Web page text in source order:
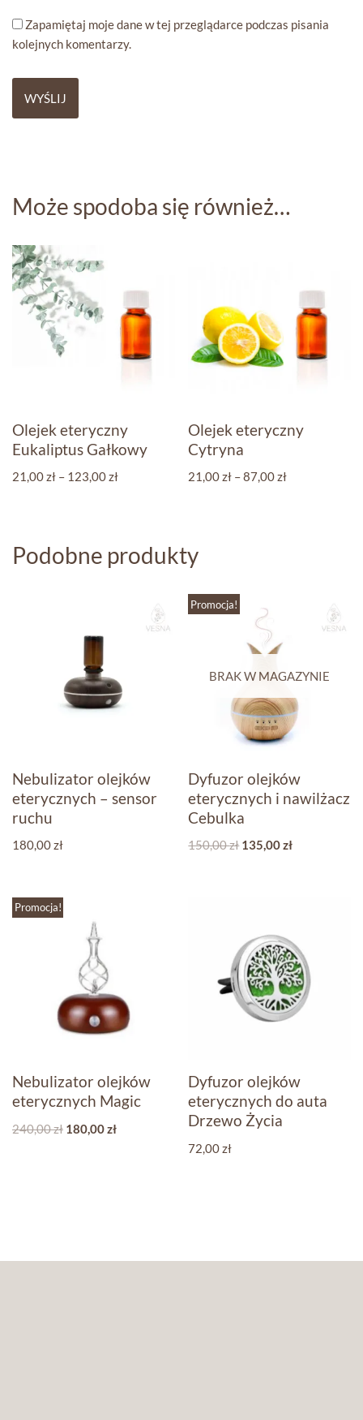
Zapamiętaj moje dane w tej przeglądarce podczas pisania
kolejnych komentarzy.
Może spodoba się również…
Olejek eteryczny
Eukaliptus Gałkowy
21,00zł – 123,00zł
Olejek eteryczny
Cytryna
21,00zł –87,00zł
Podobne produkty
Nebulizator olejków
eterycznych – sensor
ruchu
180,00zł
BRAK W MAGAZYNIE
Promocja!
Dyfuzor olejków
eterycznych i nawilżacz
Cebulka
150,00zł 135,00zł
Promocja!
Nebulizator olejków
eterycznych Magic
240,00zł 180,00zł
Dyfuzor olejków
eterycznych do auta
Drzewo Życia
72,00zł